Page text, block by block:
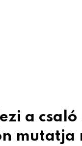
a
mutatja